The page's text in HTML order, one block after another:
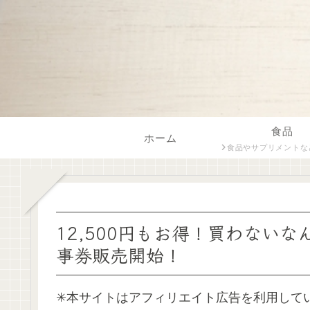
ホーム
食品
食品やサプリメントなど飲食に関係する内容をフードスペシャリ
12,500円もお得！買わないな
事券販売開始！
✳︎本サイトはアフィリエイト広告を利用して